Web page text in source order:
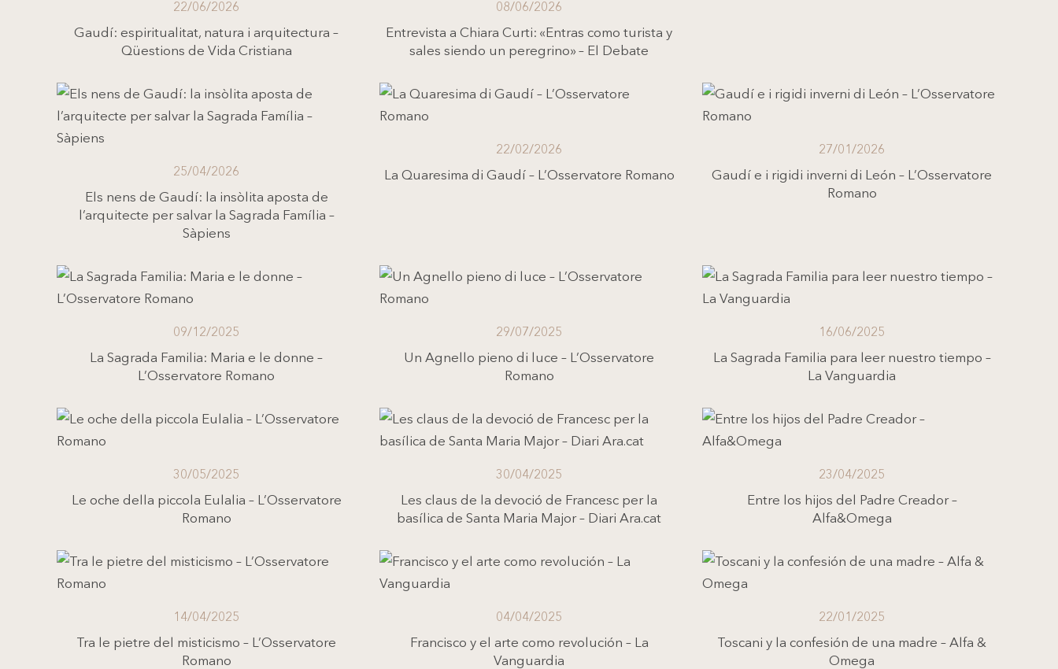
22/06/2026
Gaudí: espiritualitat, natura i arquitectura –
Qüestions de Vida Cristiana
08/06/2026
Entrevista a Chiara Curti: «Entras como turista y
sales siendo un peregrino» – El Debate
25/04/2026
Els nens de Gaudí: la insòlita aposta de
l’arquitecte per salvar la Sagrada Família –
Sàpiens
22/02/2026
La Quaresima di Gaudí – L’Osservatore Romano
27/01/2026
Gaudí e i rigidi inverni di León – L’Osservatore
Romano
09/12/2025
La Sagrada Familia: Maria e le donne –
L’Osservatore Romano
29/07/2025
Un Agnello pieno di luce – L’Osservatore
Romano
16/06/2025
La Sagrada Familia para leer nuestro tiempo –
La Vanguardia
30/05/2025
Le oche della piccola Eulalia – L’Osservatore
Romano
30/04/2025
Les claus de la devoció de Francesc per la
basílica de Santa Maria Major – Diari Ara.cat
23/04/2025
Entre los hijos del Padre Creador –
Alfa&Omega
14/04/2025
Tra le pietre del misticismo – L’Osservatore
Romano
04/04/2025
Francisco y el arte como revolución – La
Vanguardia
22/01/2025
Toscani y la confesión de una madre – Alfa &
Omega